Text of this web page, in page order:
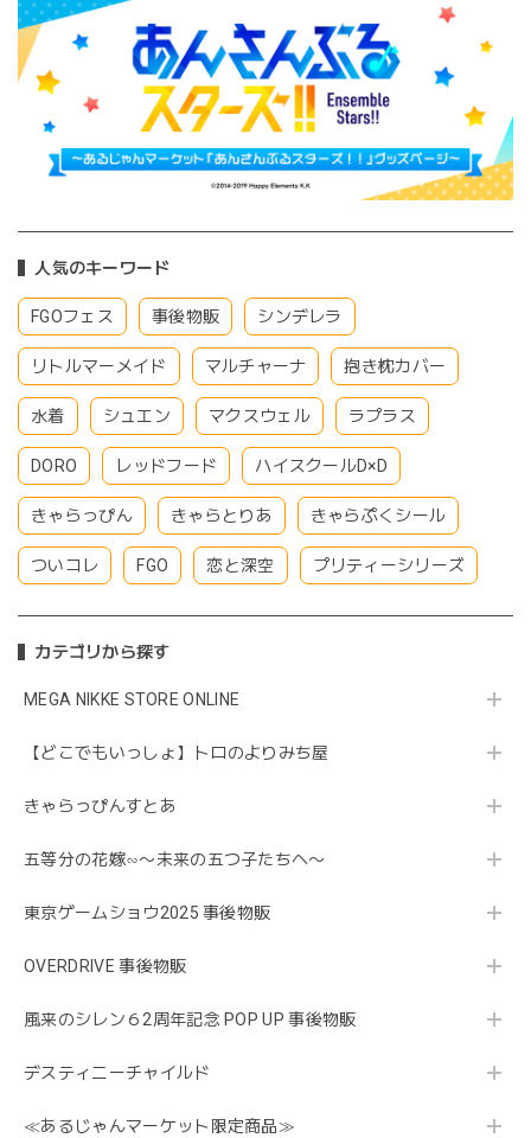
人気のキーワード
FGOフェス 事後物販 シンデレラ
リトルマーメイド マルチャーナ 抱き枕カバー
水着 シュエン マクスウェル ラプラス
DORO レッドフード ハイスクールD×D
きゃらっぴん きゃらとりあ きゃらぷくシール
ついコレ FGO 恋と深空 プリティーシリーズ
カテゴリから探す
MEGA NIKKE STORE ONLINE
【どこでもいっしょ】トロのよりみち屋
きゃらっぴんすとあ
五等分の花嫁∽〜未来の五つ子たちへ〜
東京ゲームショウ2025 事後物販
OVERDRIVE 事後物販
風来のシレン６2周年記念 POP UP 事後物販
デスティニーチャイルド
≪あるじゃんマーケット限定商品≫